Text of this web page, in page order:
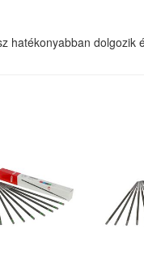
dolgozik